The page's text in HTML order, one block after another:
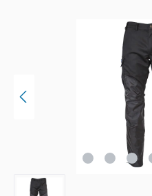
Bildergalerie überspringen